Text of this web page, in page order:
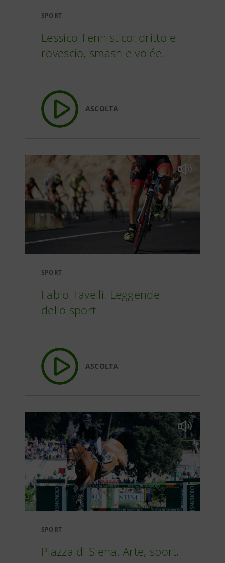
SPORT
Lessico Tennistico: dritto e
rovescio, smash e volée.
ASCOLTA
SPORT
Fabio Tavelli. Leggende
dello sport
ASCOLTA
SPORT
Piazza di Siena. Arte, sport,